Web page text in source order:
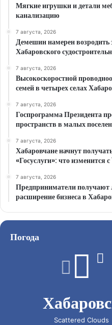
Мягкие игрушки и детали
канализацию
7 августа, 2026
Демешин намерен возродить
Хабаровского
7 августа, 2026
Высокоскоростной
семей в четырех селах
7 августа, 2026
Госпрограмма Президента
пространств в малых
7 августа, 2026
Хабаровчане начнут
«Госуслуги»: что изменится
7 августа, 2026
Предприниматели получают
расширение бизнеса в
Погода
Scattered Clouds